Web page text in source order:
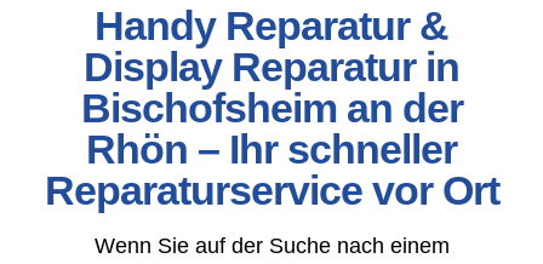
Handy Reparatur &
Display Reparatur in
Bischofsheim an der
Rhön – Ihr schneller
Reparaturservice vor Ort
Wenn Sie auf der Suche nach einem